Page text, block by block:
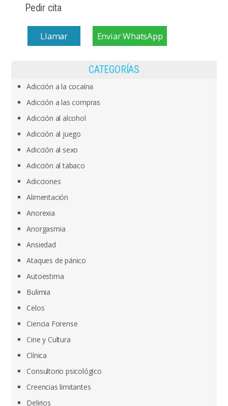
Pedir cita
Llamar Enviar WhatsApp
CATEGORÍAS
Adicción a la cocaína
Adicción a las compras
Adicción al alcohol
Adicción al juego
Adicción al sexo
Adicción al tabaco
Adicciones
Alimentación
Anorexia
Anorgasmia
Ansiedad
Ataques de pánico
Autoestima
Bulimia
Celos
Ciencia Forense
Cine y Cultura
Clínica
Consultorio psicológico
Creencias limitantes
Delirios